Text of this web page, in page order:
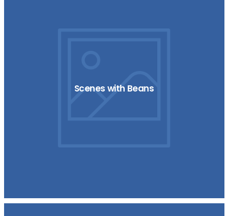
Scenes with Beans